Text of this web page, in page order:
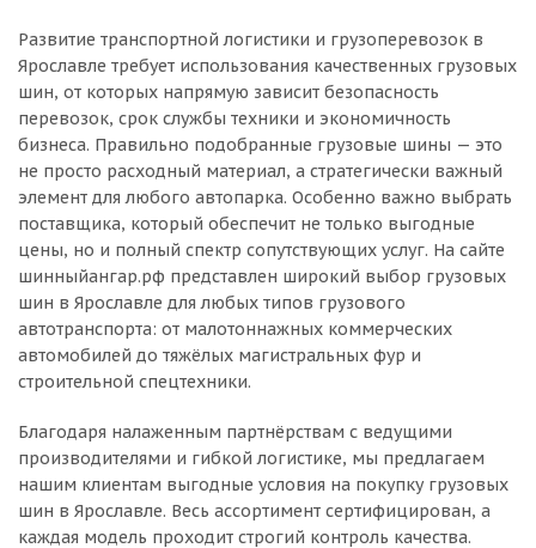
Развитие транспортной логистики и грузоперевозок в
Ярославле требует использования качественных грузовых
шин, от которых напрямую зависит безопасность
перевозок, срок службы техники и экономичность
бизнеса. Правильно подобранные грузовые шины — это
не просто расходный материал, а стратегически важный
элемент для любого автопарка. Особенно важно выбрать
поставщика, который обеспечит не только выгодные
цены, но и полный спектр сопутствующих услуг. На сайте
шинныйангар.рф представлен широкий выбор грузовых
шин в Ярославле для любых типов грузового
автотранспорта: от малотоннажных коммерческих
автомобилей до тяжёлых магистральных фур и
строительной спецтехники.
Благодаря налаженным партнёрствам с ведущими
производителями и гибкой логистике, мы предлагаем
нашим клиентам выгодные условия на покупку грузовых
шин в Ярославле. Весь ассортимент сертифицирован, а
каждая модель проходит строгий контроль качества.